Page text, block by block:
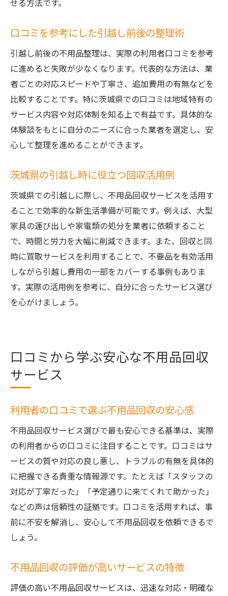
せる方法です。
口コミを参考にした引越し前後の整理術
引越し前後の不用品整理は、実際の利用者口コミを参考
に進めると失敗が少なくなります。代表的な方法は、業
者ごとの対応スピードや丁寧さ、追加費用の有無などを
比較することです。特に茨城県での口コミは地域特有の
サービス内容や対応体制を知る上で有益です。具体的な
体験談をもとに自分のニーズに合った業者を選定し、安
心して整理を進めることができます。
茨城県の引越し時に役立つ回収活用例
茨城県での引越しに際し、不用品回収サービスを活用す
ることで効率的な新生活準備が可能です。例えば、大型
家具の運び出しや家電類の処分を業者に依頼すること
で、時間と労力を大幅に削減できます。また、回収と同
時に買取サービスを利用することで、不要品を有効活用
しながら引越し費用の一部をカバーする事例もありま
す。実際の活用例を参考に、自分に合ったサービス選び
を心がけましょう。
口コミから学ぶ安心な不用品回収
サービス
利用者の口コミで選ぶ不用品回収の安心感
不用品回収サービス選びで最も安心できる基準は、実際
の利用者からの口コミに注目することです。口コミはサ
ービスの質や対応の良し悪し、トラブルの有無を具体的
に把握できる貴重な情報源です。たとえば「スタッフの
対応が丁寧だった」「予定通りに来てくれて助かった」
などの声は信頼性の証拠です。口コミを活用すれば、事
前に不安を解消し、安心して不用品回収を依頼できるで
しょう。
不用品回収の評価が高いサービスの特徴
評価の高い不用品回収サービスは、迅速な対応・明確な